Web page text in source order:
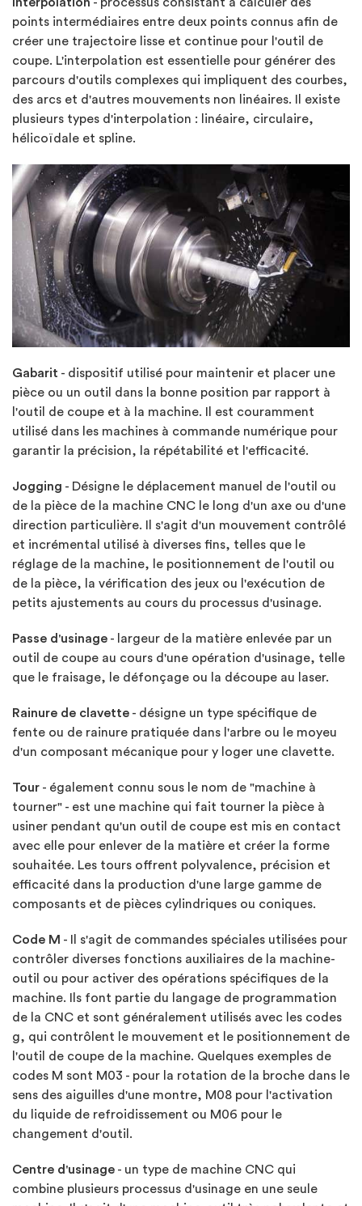
points intermédiaires entre deux points connus afin de
créer une trajectoire lisse et continue pour l'outil de
coupe. L'interpolation est essentielle pour générer des
parcours d'outils complexes qui impliquent des courbes,
des arcs et d'autres mouvements non linéaires. Il existe
plusieurs types d'interpolation : linéaire, circulaire,
hélicoïdale et spline.
Gabarit - dispositif utilisé pour maintenir et placer une
pièce ou un outil dans la bonne position par rapport à
l'outil de coupe et à la machine. Il est couramment
utilisé dans les machines à commande numérique pour
garantir la précision, la répétabilité et l'efficacité.
Jogging - Désigne le déplacement manuel de l'outil ou
de la pièce de la machine CNC le long d'un axe ou d'une
direction particulière. Il s'agit d'un mouvement contrôlé
et incrémental utilisé à diverses fins, telles que le
réglage de la machine, le positionnement de l'outil ou
de la pièce, la vérification des jeux ou l'exécution de
petits ajustements au cours du processus d'usinage.
Passe d'usinage - largeur de la matière enlevée par un
outil de coupe au cours d'une opération d'usinage, telle
que le fraisage, le défonçage ou la découpe au laser.
Rainure de clavette - désigne un type spécifique de
fente ou de rainure pratiquée dans l'arbre ou le moyeu
d'un composant mécanique pour y loger une clavette.
Tour - également connu sous le nom de "machine à
tourner" - est une machine qui fait tourner la pièce à
usiner pendant qu'un outil de coupe est mis en contact
avec elle pour enlever de la matière et créer la forme
souhaitée. Les tours offrent polyvalence, précision et
efficacité dans la production d'une large gamme de
composants et de pièces cylindriques ou coniques.
Code M - Il s'agit de commandes spéciales utilisées pour
contrôler diverses fonctions auxiliaires de la machine-
outil ou pour activer des opérations spécifiques de la
machine. Ils font partie du langage de programmation
de la CNC et sont généralement utilisés avec les codes
g, qui contrôlent le mouvement et le positionnement de
l'outil de coupe de la machine. Quelques exemples de
codes M sont M03 - pour la rotation de la broche dans le
sens des aiguilles d'une montre, M08 pour l'activation
du liquide de refroidissement ou M06 pour le
changement d'outil.
Centre d'usinage - un type de machine CNC qui
combine plusieurs processus d'usinage en une seule